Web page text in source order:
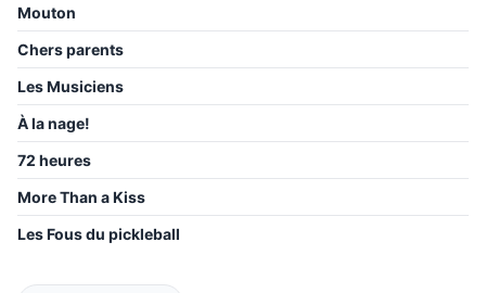
Mouton
Chers parents
Les Musiciens
À la nage!
72 heures
More Than a Kiss
Les Fous du pickleball